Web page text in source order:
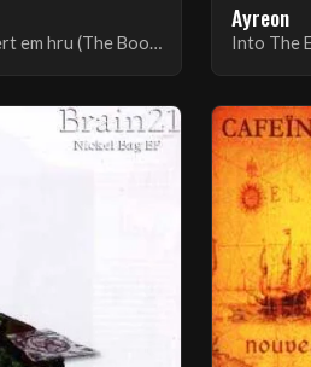
Reu nu pert em hru (The Book Of The Dead)
Ayreon
Into The